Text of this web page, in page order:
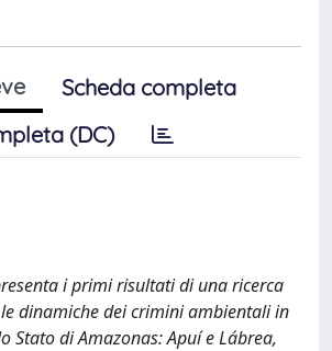
Scheda completa
(DC)
i primi risultati di una ricerca
dinamiche dei crimini ambientali in
Stato di Amazonas: Apuí e Lábrea,